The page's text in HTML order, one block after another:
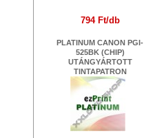
794 Ft/db
PLATINUM CANON PGI-
525BK (CHIP)
UTÁNGYÁRTOTT
TINTAPATRON